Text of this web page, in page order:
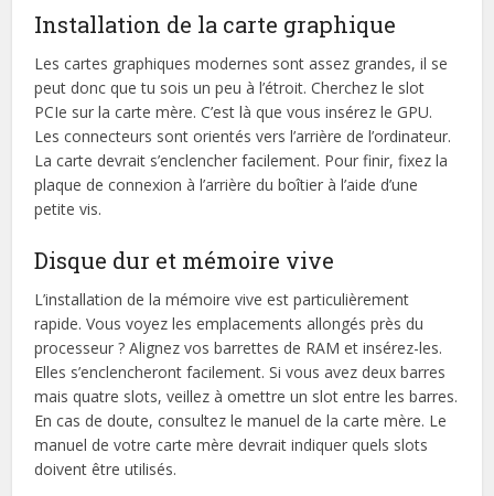
Installation de la carte graphique
Les cartes graphiques modernes sont assez grandes, il se
peut donc que tu sois un peu à l’étroit. Cherchez le slot
PCIe sur la carte mère. C’est là que vous insérez le GPU.
Les connecteurs sont orientés vers l’arrière de l’ordinateur.
La carte devrait s’enclencher facilement. Pour finir, fixez la
plaque de connexion à l’arrière du boîtier à l’aide d’une
petite vis.
Disque dur et mémoire vive
L’installation de la mémoire vive est particulièrement
rapide. Vous voyez les emplacements allongés près du
processeur ? Alignez vos barrettes de RAM et insérez-les.
Elles s’enclencheront facilement. Si vous avez deux barres
mais quatre slots, veillez à omettre un slot entre les barres.
En cas de doute, consultez le manuel de la carte mère. Le
manuel de votre carte mère devrait indiquer quels slots
doivent être utilisés.